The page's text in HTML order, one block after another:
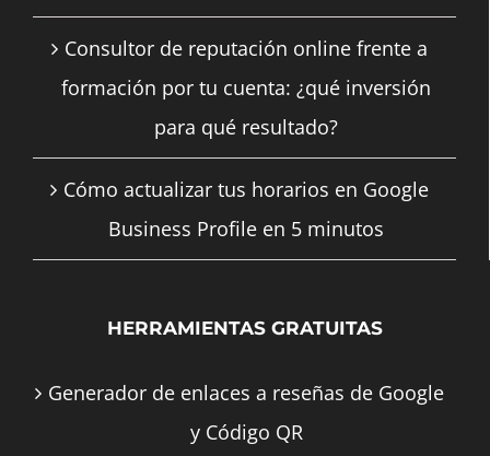
Consultor de reputación online frente a
formación por tu cuenta: ¿qué inversión
para qué resultado?
Cómo actualizar tus horarios en Google
Business Profile en 5 minutos
HERRAMIENTAS GRATUITAS
Generador de enlaces a reseñas de Google
y Código QR